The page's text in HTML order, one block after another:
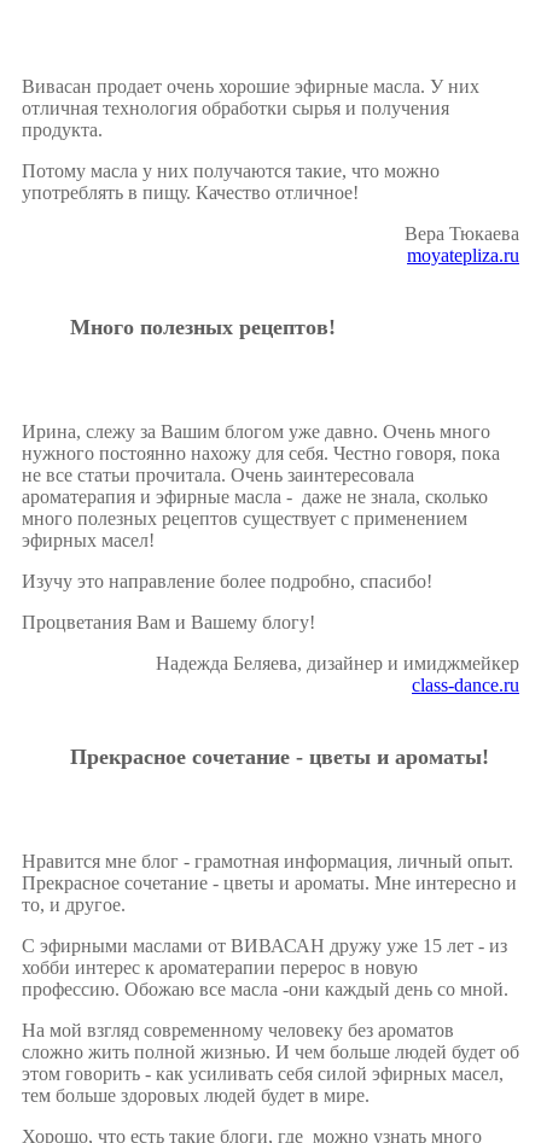
Вивасан продает очень хорошие эфирные масла. У них
отличная технология обработки сырья и получения
продукта.
Потому масла у них получаются такие, что можно
употреблять в пищу. Качество отличное!
Вера Тюкаева
moyatepliza.ru
Много полезных рецептов!
Ирина, слежу за Вашим блогом уже давно. Очень много
нужного постоянно нахожу для себя. Честно говоря, пока
не все статьи прочитала. Очень заинтересовала
ароматерапия и эфирные масла - даже не знала, сколько
много полезных рецептов существует с применением
эфирных масел!
Изучу это направление более подробно, спасибо!
Процветания Вам и Вашему блогу!
Надежда Беляева, дизайнер и имиджмейкер
class-dance.ru
Прекрасное сочетание - цветы и ароматы!
Нравится мне блог - грамотная информация, личный опыт.
Прекрасное сочетание - цветы и ароматы. Мне интересно и
то, и другое.
С эфирными маслами от ВИВАСАН дружу уже 15 лет - из
хобби интерес к ароматерапии перерос в новую
профессию. Обожаю все масла -они каждый день со мной.
На мой взгляд современному человеку без ароматов
сложно жить полной жизнью. И чем больше людей будет об
этом говорить - как усиливать себя силой эфирных масел,
тем больше здоровых людей будет в мире.
Хорошо, что есть такие блоги, где можно узнать много